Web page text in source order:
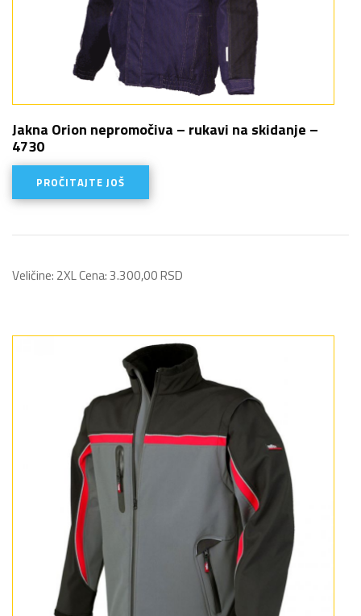
Jakna Orion nepromočiva – rukavi na skidanje –
4730
PROČITAJTE JOŠ
Veličine: 2XL Cena: 3.300,00 RSD